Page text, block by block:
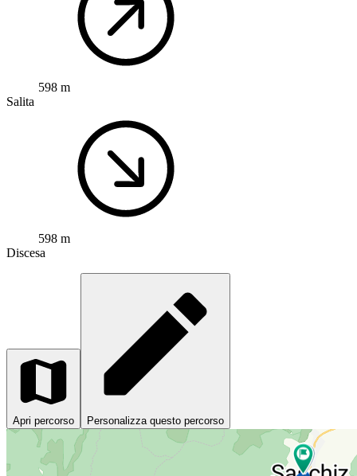
598 m
Salita
598 m
Discesa
Apri percorso Personalizza questo percorso